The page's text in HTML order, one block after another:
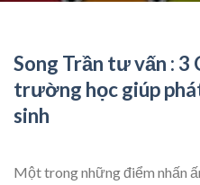
Song Trần tư vấn : 3
trường học giúp
sinh
Một trong những điểm nhấn